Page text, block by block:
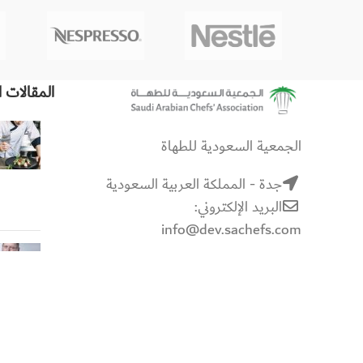
الجمعية السعودية للطهاة
جدة - المملكة العربية السعودية
البريد الإلكتروني:
info@dev.sachefs.com